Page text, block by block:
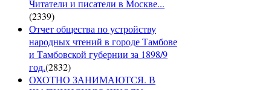
Читатели и писатели в Москве...
(2339)
Отчет общества по устройству
народных чтений в городе Тамбове
и Тамбовской губернии за 1898/9
год.(2832)
ОХОТНО ЗАНИМАЮТСЯ. В